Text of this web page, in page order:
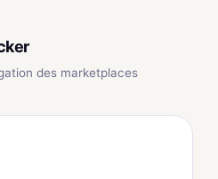
des marketplaces